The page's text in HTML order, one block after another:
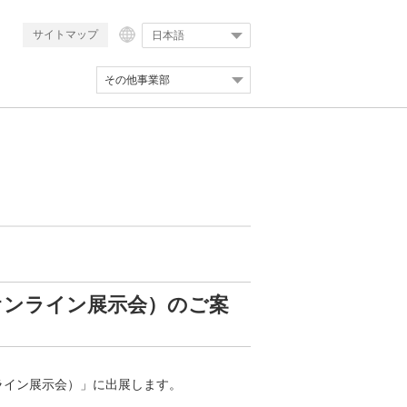
サイトマップ 日本語
その他事業部
ライン展示会）のご案
ン展示会）」に出展します。